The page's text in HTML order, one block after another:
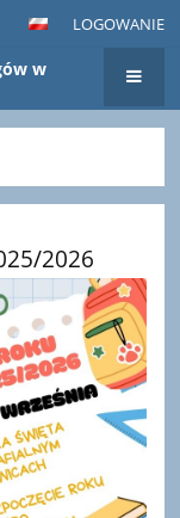
LOGOWANIE
w
2026